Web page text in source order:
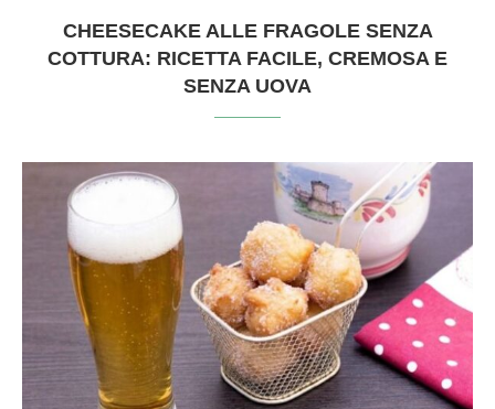
CHEESECAKE ALLE FRAGOLE SENZA
COTTURA: RICETTA FACILE, CREMOSA E
SENZA UOVA